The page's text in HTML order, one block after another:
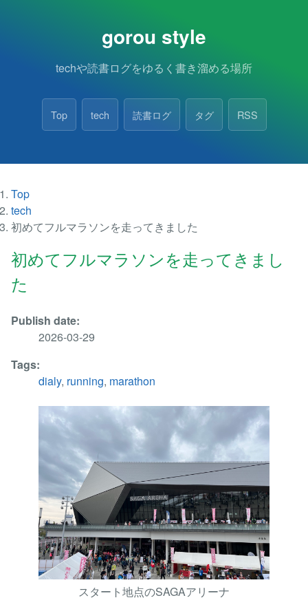
gorou style
techや読書ログをゆるく書き溜める場所
Top tech 読書ログ タグ RSS
Top
tech
初めてフルマラソンを走ってきました
初めてフルマラソンを走ってきまし
た
Publish date:
2026-03-29
Tags:
dialy, running, marathon
スタート地点のSAGAアリーナ